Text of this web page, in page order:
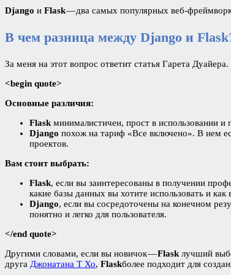
Django и Flask— два самых популярных веб-
В чем разница между Django и
За меня на этот вопрос ответит статья Гарета
<begin quote>
Основные различия:
Flask минималистичен, прост в использовании и
Django похож на тариф «Все включено». В нем
проектов.
Вам стоит выбрать:
Flask, если вы заинтересованы в получении
какие базы данных вы хотите использовать и как
Django, если вы сосредоточены на конечном
понятно и легко для пользователя.
</end quote>
Другими словами, если вы новичок —Flask лучший
друга Джонатана Т Хо, Flaskболее подходит для